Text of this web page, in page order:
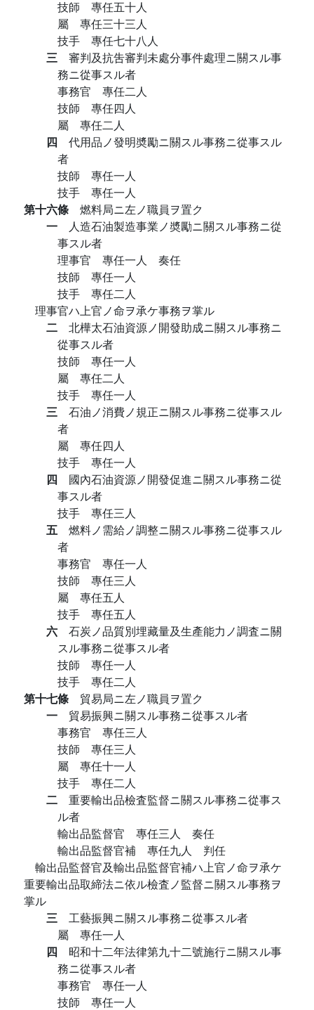
技師 專任五十人
屬 專任三十三人
技手 專任七十八人
三 審判及抗吿審判未處分事件處理ニ關スル事
務ニ從事スル者
事務官 專任二人
技師 專任四人
屬 專任二人
四 代用品ノ發明奬勵ニ關スル事務ニ從事スル
者
技師 專任一人
技手 專任一人
第十六條 燃料局ニ左ノ職員ヲ置ク
一 人造石油製造事業ノ奬勵ニ關スル事務ニ從
事スル者
理事官 專任一人 奏任
技師 專任一人
技手 專任二人
理事官ハ上官ノ命ヲ承ケ事務ヲ掌ル
二 北樺太石油資源ノ開發助成ニ關スル事務ニ
從事スル者
技師 專任一人
屬 專任二人
技手 專任一人
三 石油ノ消費ノ規正ニ關スル事務ニ從事スル
者
屬 專任四人
技手 專任一人
四 國內石油資源ノ開發促進ニ關スル事務ニ從
事スル者
技手 專任三人
五 燃料ノ需給ノ調整ニ關スル事務ニ從事スル
者
事務官 專任一人
技師 專任三人
屬 專任五人
技手 專任五人
六 石炭ノ品質別埋藏量及生產能力ノ調査ニ關
スル事務ニ從事スル者
技師 專任一人
技手 專任二人
第十七條 貿易局ニ左ノ職員ヲ置ク
一 貿易振興ニ關スル事務ニ從事スル者
事務官 專任三人
技師 專任三人
屬 專任十一人
技手 專任二人
二 重要輸出品檢査監督ニ關スル事務ニ從事ス
ル者
輸出品監督官 專任三人 奏任
輸出品監督官補 專任九人 判任
輸出品監督官及輸出品監督官補ハ上官ノ命ヲ承ケ
重要輸出品取締法ニ依ル檢査ノ監督ニ關スル事務ヲ
掌ル
三 工藝振興ニ關スル事務ニ從事スル者
屬 專任一人
四 昭和十二年法律第九十二號施行ニ關スル事
務ニ從事スル者
事務官 專任一人
技師 專任一人